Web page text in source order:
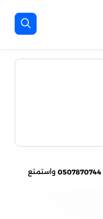
0507870744 واستمتع